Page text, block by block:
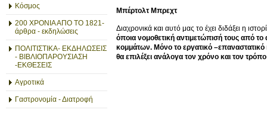
Κόσμος
200 ΧΡΟΝΙΑ ΑΠΟ ΤΟ 1821-
άρθρα - εκδηλώσεις
ΠΟΛΙΤΙΣΤΙΚΑ- ΕΚΔΗΛΩΣΕΙΣ
- ΒΙΒΛΙΟΠΑΡΟΥΣΙΑΣΗ
-ΕΚΘΕΣΕΙΣ
Αγροτικά
Γαστρονομία - Διατροφή
Μπέρτολτ Μπρεχτ
Διαχρονικά και αυτό μας το έχει διδάξει η
όποια νομοθετική αντιμετώπισή τους από το
κομμάτων. Μόνο το εργατικό –επαναστατικό
θα επιλέξει ανάλογα τον χρόνο και τον